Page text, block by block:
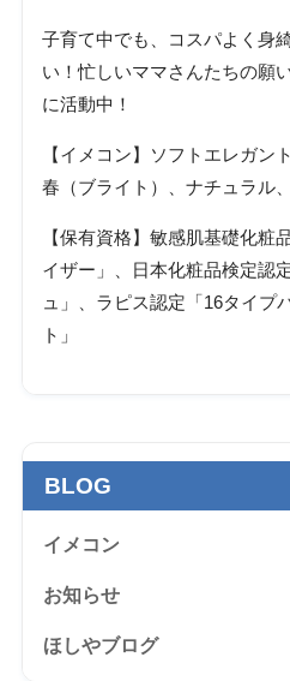
子育て中でも、コスパよく身
い！忙しいママさんたちの願
に活動中！
【イメコン】ソフトエレガン
春（ブライト）、ナチュラル
【保有資格】敏感肌基礎化粧
イザー」、日本化粧品検定認
ュ」、ラピス認定「16タイプ
ト」
BLOG
イメコン
お知らせ
ほしやブログ